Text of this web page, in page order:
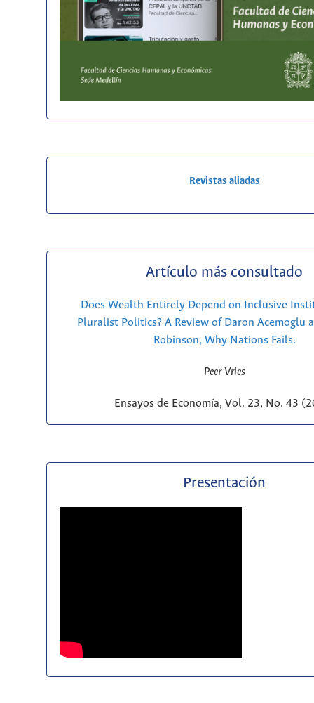
Revistas aliadas
Artículo más consultado
Does Wealth Entirely Depend on Inclusive
Pluralist Politics? A Review of Daron Acemoglu
Robinson, Why Nations Fails.
Peer Vries
Ensayos de Economía, Vol. 23, No. 43
Presentación